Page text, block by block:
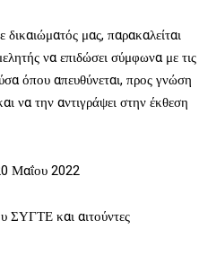
μας, παρακαλείται
να επιδώσει σύμφωνα με τις
όπου απευθύνεται, προς γνώση
να την αντιγράψει στην έκθεση
Μαΐου 2022
ΣΥΓΤΕ και αιτούντες